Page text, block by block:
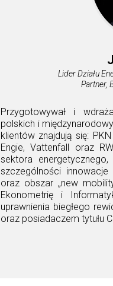
Lider Działu
Partner,
Przygotowywał i
polskich i
klientów znajdują się:
Engie, Vattenfall oraz
sektora
szczególności
oraz obszar „new
Ekonometrię i
uprawnienia biegłego
oraz posiadaczem tytułu